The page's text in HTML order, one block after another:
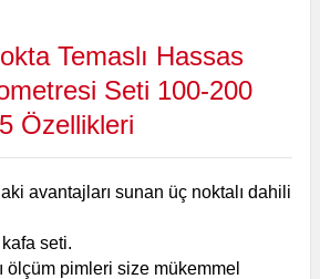
Temaslı Hassas
Seti 100-200
Özellikleri
avantajları sunan üç noktalı dahili
seti.
ölçüm pimleri size mükemmel